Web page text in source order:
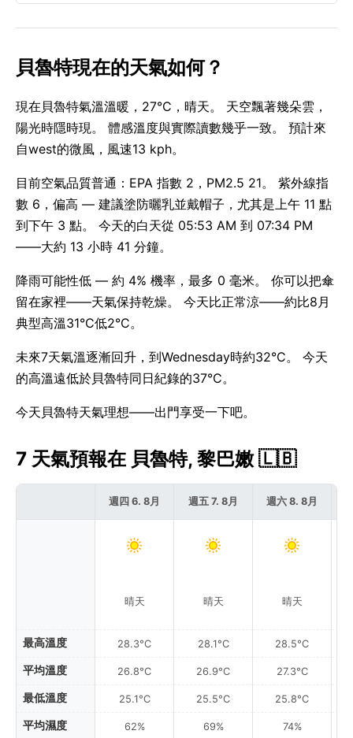
貝魯特現在的天氣如何？
現在貝魯特氣溫溫暖，27°C，晴天。 天空飄著幾朵雲，
陽光時隱時現。 體感溫度與實際讀數幾乎一致。 預計來
自west的微風，風速13 kph。
目前空氣品質普通：EPA 指數 2，PM2.5 21。 紫外線指
數 6，偏高 — 建議塗防曬乳並戴帽子，尤其是上午 11 點
到下午 3 點。 今天的白天從 05:53 AM 到 07:34 PM
——大約 13 小時 41 分鐘。
降雨可能性低 — 約 4% 機率，最多 0 毫米。 你可以把傘
留在家裡——天氣保持乾燥。 今天比正常涼——約比8月
典型高溫31°C低2°C。
未來7天氣溫逐漸回升，到Wednesday時約32°C。 今天
的高溫遠低於貝魯特同日紀錄的37°C。
今天貝魯特天氣理想——出門享受一下吧。
7 天氣預報在 貝魯特, 黎巴嫩 🇱🇧
最高溫度
平均溫度
最低溫度
平均濕度
週四 6. 8月
晴天
28.3°C
26.8°C
25.1°C
62%
週五 7. 8月
晴天
28.1°C
26.9°C
25.5°C
69%
週六 8. 8月
晴天
28.5°C
27.3°C
25.8°C
74%